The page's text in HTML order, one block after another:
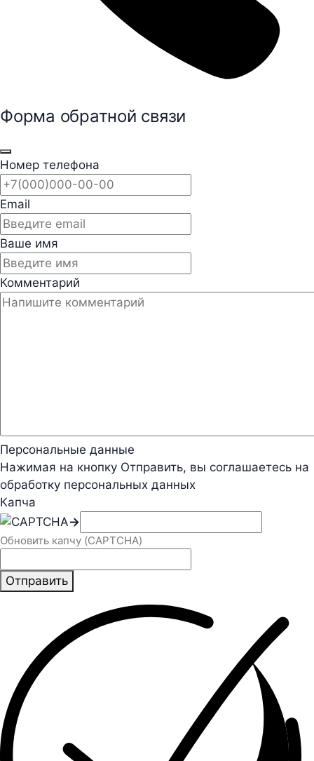
Форма обратной связи
Номер телефона
Email
Ваше имя
Комментарий
Персональные данные
Нажимая на кнопку Отправить, вы соглашаетесь на
обработку персональных данных
Капча
→
Обновить капчу (CAPTCHA)
Отправить